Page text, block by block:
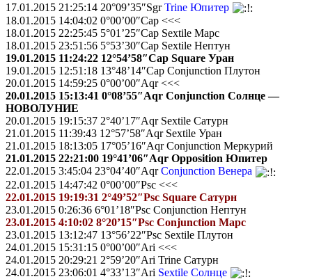
17.01.2015 21:25:14 20°09’35″SgrTrine Юпитер
18.01.2015 14:04:02 0°00’00″Cap <<<
18.01.2015 22:25:45 5°01’25″Cap Sextile Марс
18.01.2015 23:51:56 5°53’30″Cap Sextile Нептун
19.01.2015 11:24:22 12°54’58″Cap Square Уран
19.01.2015 12:51:18 13°48’14″Cap Conjunction Плутон
20.01.2015 14:59:25 0°00’00″Aqr <<<
20.01.2015 15:13:41 0°08’55″Aqr Conjunction Солнце —
НОВОЛУНИЕ
20.01.2015 19:15:37 2°40’17″Aqr Sextile Сатурн
21.01.2015 11:39:43 12°57’58″Aqr Sextile Уран
21.01.2015 18:13:05 17°05’16″Aqr Conjunction Меркурий
21.01.2015 22:21:00 19°41’06″Aqr Opposition Юпитер
22.01.2015 3:45:04 23°04’40″AqrConjunction Венера
22.01.2015 14:47:42 0°00’00″Psc <<<
22.01.2015 19:19:31 2°49’52″Psc Square Сатурн
23.01.2015 0:26:36 6°01’18″Psc Conjunction Нептун
23.01.2015 4:10:02 8°20’15″Psc Conjunction Марс
23.01.2015 13:12:47 13°56’22″Psc Sextile Плутон
24.01.2015 15:31:15 0°00’00″Ari <<<
24.01.2015 20:29:21 2°59’20″Ari Trine Сатурн
24.01.2015 23:06:01 4°33’13″Ari Sextile Солнце